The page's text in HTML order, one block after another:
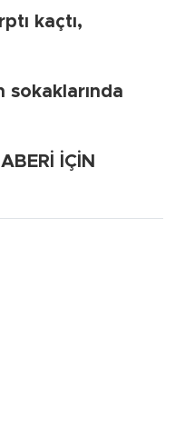
kaçtı,
sokaklarında
İÇİN